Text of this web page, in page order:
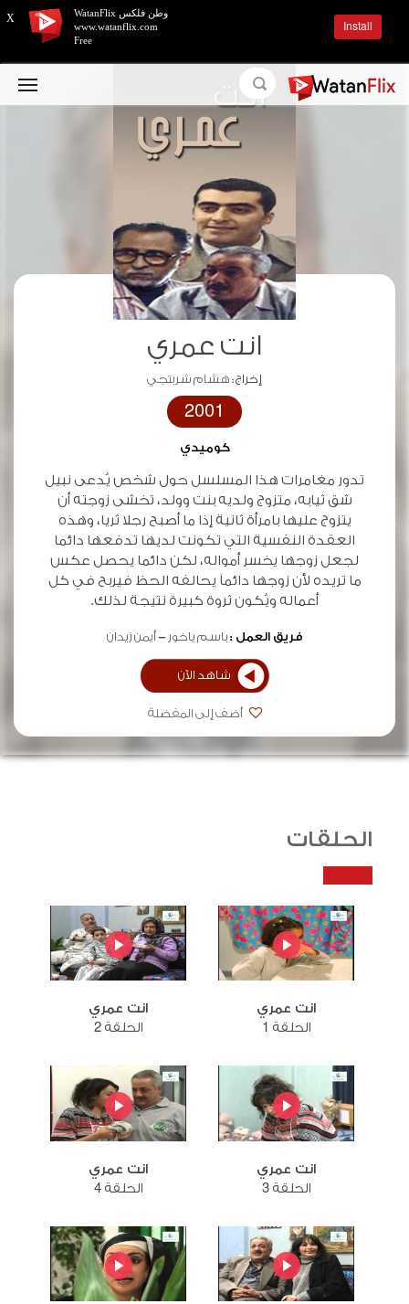
انت عمري
إخراج :هشام شربتجي
2001
كوميدي
تدور مغامرات هذا المسلسل حول شخص يُدعى نبيل
شق ثيابه، متزوج ولديه بنت وولد، تخشى زوجته أن
يتزوج عليها بامرأة ثانية إذا ما أصبح رجلا ثريا، وهذه
العقدة النفسية التي تكونت لديها تدفعها دائما
لجعل زوجها يخسر أمواله، لكن دائما يحصل عكس
ما تريده لأن زوجها دائماً يحالفه الحظ فيربح في كل
أعماله ويُكون ثروة كبيرة نتيجة لذلك.
فريق العمل :باسم ياخور أيمن زيدان
شاهد الآن
أضف إلى المفضلة
الحلقات
انت عمري
الحلقة 1
انت عمري
الحلقة 2
انت عمري
الحلقة 3
انت عمري
الحلقة 4
X
وطن فلكس WatanFlix
www.watanflix.com
Free
Install